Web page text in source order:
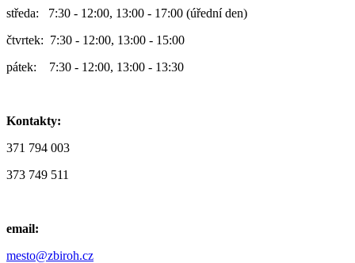
středa: 7:30 - 12:00, 13:00 - 17:00 (úřední den)
čtvrtek: 7:30 - 12:00, 13:00 - 15:00
pátek: 7:30 - 12:00, 13:00 - 13:30
Kontakty:
371 794 003
373 749 511
email:
mesto@zbiroh.cz